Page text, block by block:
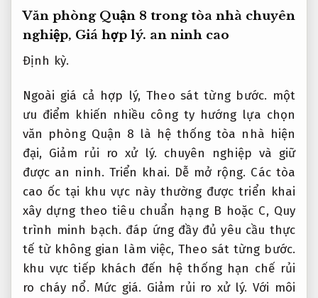
Văn phòng Quận 8 trong tòa nhà chuyên
nghiệp, Giá hợp lý. an ninh cao
Định kỳ.
Ngoài giá cả hợp lý,Theo sát từng bước. một
ưu điểm khiến nhiều công ty hướng lựa chọn
văn phòng Quận 8 là hệ thống tòa nhà hiện
đại, Giảm rủi ro xử lý. chuyên nghiệp và giữ
được an ninh. Triển khai. Dễ mở rộng. Các tòa
cao ốc tại khu vực này thường được triển khai
xây dựng theo tiêu chuẩn hạng B hoặc C, Quy
trình minh bạch. đáp ứng đầy đủ yêu cầu thực
tế từ không gian làm việc,Theo sát từng bước.
khu vực tiếp khách đến hệ thống hạn chế rủi
ro cháy nổ.Mức giá. Giảm rủi ro xử lý. Với môi